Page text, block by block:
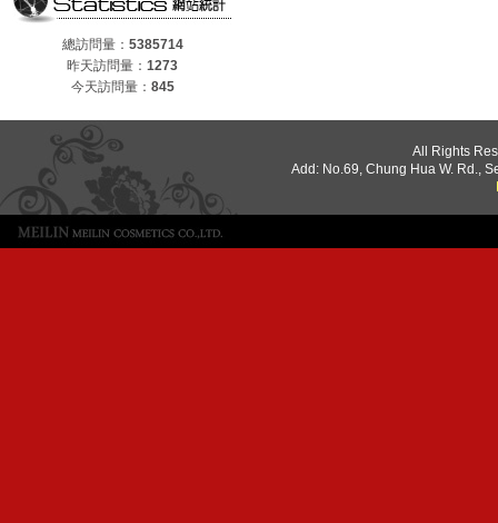
總訪問量： 5385714
昨天訪問量： 1273
今天訪問量： 845
All Rights
Add: No.69, Chung Hua W. Rd.,